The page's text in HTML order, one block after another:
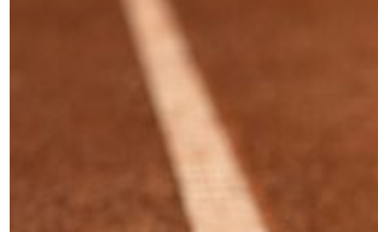
Bienestar Financiero
Bienestar Psicológico
Bienestar Laboral
Bienestar Físico
Valores Humanos
El Método Kompass